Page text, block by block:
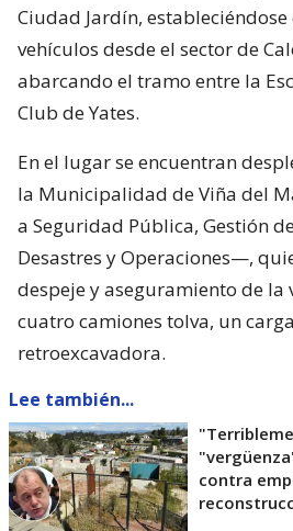
Ciudad Jardín,
vehículos desde el sector de
abarcando el tramo entre la
Club de Yates.
En el lugar se encuentran
la Municipalidad de Viña del
a Seguridad Pública, Gestión
Desastres y Operaciones—,
despeje y aseguramiento de la
cuatro camiones tolva, un
retroexcavadora.
Lee también...
contra